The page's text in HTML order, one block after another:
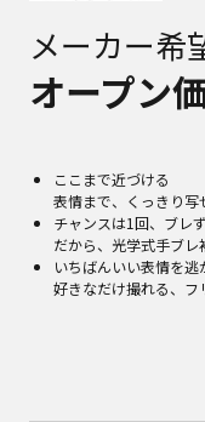
メーカー希
オープン
ここまで近づける
表情まで、くっきり写
チャンスは1回、ブレ
だから、光学式手ブレ
いちばんいい表情を逃
好きなだけ撮れる、フ